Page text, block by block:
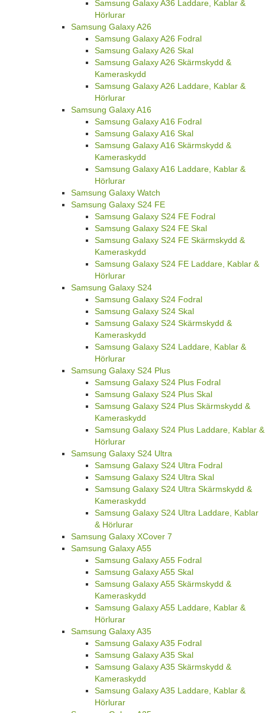
Samsung Galaxy A36 Laddare, Kablar &
Hörlurar
Samsung Galaxy A26
Samsung Galaxy A26 Fodral
Samsung Galaxy A26 Skal
Samsung Galaxy A26 Skärmskydd &
Kameraskydd
Samsung Galaxy A26 Laddare, Kablar &
Hörlurar
Samsung Galaxy A16
Samsung Galaxy A16 Fodral
Samsung Galaxy A16 Skal
Samsung Galaxy A16 Skärmskydd &
Kameraskydd
Samsung Galaxy A16 Laddare, Kablar &
Hörlurar
Samsung Galaxy Watch
Samsung Galaxy S24 FE
Samsung Galaxy S24 FE Fodral
Samsung Galaxy S24 FE Skal
Samsung Galaxy S24 FE Skärmskydd &
Kameraskydd
Samsung Galaxy S24 FE Laddare, Kablar &
Hörlurar
Samsung Galaxy S24
Samsung Galaxy S24 Fodral
Samsung Galaxy S24 Skal
Samsung Galaxy S24 Skärmskydd &
Kameraskydd
Samsung Galaxy S24 Laddare, Kablar &
Hörlurar
Samsung Galaxy S24 Plus
Samsung Galaxy S24 Plus Fodral
Samsung Galaxy S24 Plus Skal
Samsung Galaxy S24 Plus Skärmskydd &
Kameraskydd
Samsung Galaxy S24 Plus Laddare, Kablar &
Hörlurar
Samsung Galaxy S24 Ultra
Samsung Galaxy S24 Ultra Fodral
Samsung Galaxy S24 Ultra Skal
Samsung Galaxy S24 Ultra Skärmskydd &
Kameraskydd
Samsung Galaxy S24 Ultra Laddare, Kablar
& Hörlurar
Samsung Galaxy XCover 7
Samsung Galaxy A55
Samsung Galaxy A55 Fodral
Samsung Galaxy A55 Skal
Samsung Galaxy A55 Skärmskydd &
Kameraskydd
Samsung Galaxy A55 Laddare, Kablar &
Hörlurar
Samsung Galaxy A35
Samsung Galaxy A35 Fodral
Samsung Galaxy A35 Skal
Samsung Galaxy A35 Skärmskydd &
Kameraskydd
Samsung Galaxy A35 Laddare, Kablar &
Hörlurar